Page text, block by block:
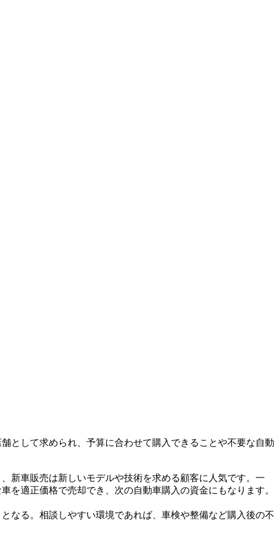
として求められ、予算に合わせて購入できることや不要な自動
新車販売は新しいモデルや技術を求める顧客に人気です。一
適正価格で売却でき、次の自動車購入の資金にもなります。
なる。相談しやすい環境であれば、車検や整備など購入後の不